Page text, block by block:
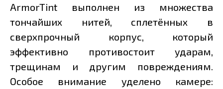
ArmorTint выполнен из множества
тончайших нитей, сплетённых в
сверхпрочный корпус, который
эффективно противостоит ударам,
трещинам и другим повреждениям.
Особое внимание уделено камере: